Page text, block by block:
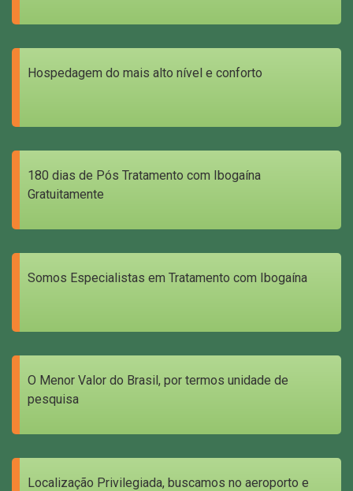
Hospedagem do mais alto nível e conforto
180 dias de Pós Tratamento com Ibogaína
Gratuitamente
Somos Especialistas em Tratamento com Ibogaína
O Menor Valor do Brasil, por termos unidade de
pesquisa
Localização Privilegiada, buscamos no aeroporto e